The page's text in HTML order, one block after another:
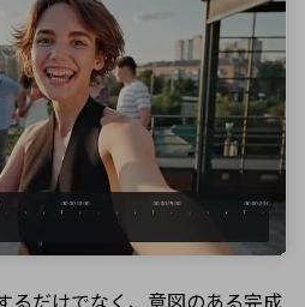
るだけでなく、意図のある完成